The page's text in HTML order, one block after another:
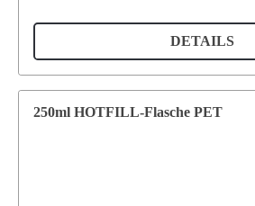
DETAILS
250ml HOTFILL-Flasche PET